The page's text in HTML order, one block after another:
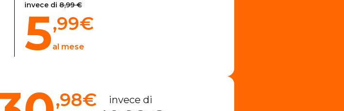
invece di 8,99 €
5,99€
al mese
,98€ invece di